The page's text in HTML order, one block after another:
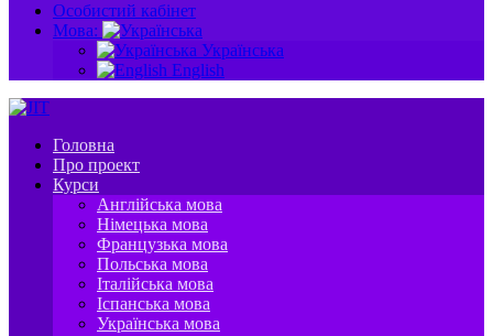
Особистий кабінет
Мова:
Українська
English
Головна
Про проект
Курси
Англійська мова
Німецька мова
Французька мова
Польська мова
Італійська мова
Іспанська мова
Українська мова